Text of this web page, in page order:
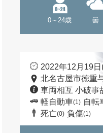
0～24歳 曇
2022年12月19
北名古屋市徳重
車両相互 小破事
軽自動車(1) 自転
死亡(0) 負傷(1)